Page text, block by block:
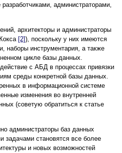
администраторами,
архитекторы и администраторы
[2]), поскольку у них имеются
наборы инструментария, а также
цикле базы данных.
с АБД в процессах привязки
среды конкретной базы данных.
в информационной системе
изменения во внутренней
(советую обратиться к статье
администраторы баз данных
задачами становятся все более
и новых возможностей